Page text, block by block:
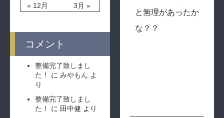
« 12月 3月 »
コメント
整備完了致しまし
た！
に みやもん よ
り
整備完了致しまし
た！
に 田中健 より
と無理があったか
な？？